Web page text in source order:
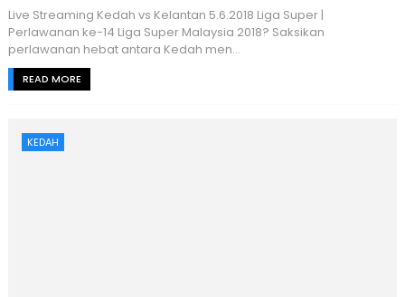
Live Streaming Kedah vs Kelantan 5.6.2018 Liga Super |
Perlawanan ke-14 Liga Super Malaysia 2018? Saksikan
perlawanan hebat antara Kedah men...
READ MORE
KEDAH